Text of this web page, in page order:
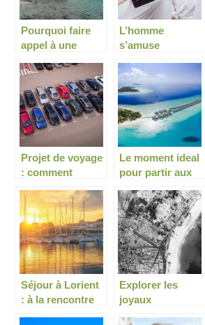
Pourquoi faire
appel à une
organiser son
voyage ?
L’homme
s’amuse
leur voyage
Projet de voyage
: comment
moyens sûrs
pour bien garer
sa voiture ?
Le moment ideal
pour partir aux
Séjour à Lorient
: à la rencontre
Explorer les
joyaux